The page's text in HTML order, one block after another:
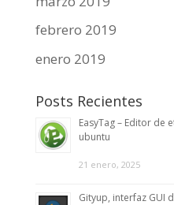
febrero 2019
enero 2019
Posts Recientes
EasyTag – Editor de
ubuntu
21 enero, 2025
Gityup, interfaz GUI